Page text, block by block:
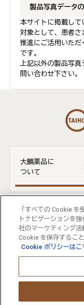
製品写真データ
本サイトに掲載して
対象として、患者さ
推進にご活用いただ
です。
上記以外の製品写
問い合わせ下さい。
大鵬薬品に
ついて
医療関係者
向け情報
ウェブアクセシビリティについて
大塚ホ
「すべての Cookie
トナビゲーションを
社のマーケティング
Cookie を保存するこ
Cookie ポリシーはこ